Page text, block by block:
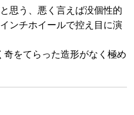
思う、悪く言えば没個性的
ンチホイールで控え目に演
奇をてらった造形がなく極め